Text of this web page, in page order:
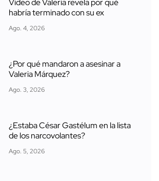
Video de Valeria revela por qué
habría terminado con su ex
Ago. 4, 2026
¿Por qué mandaron a asesinar a
Valeria Márquez?
Ago. 3, 2026
¿Estaba César Gastélum en la lista
de los narcovolantes?
Ago. 5, 2026